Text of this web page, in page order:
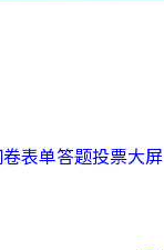
表单答题投票大屏